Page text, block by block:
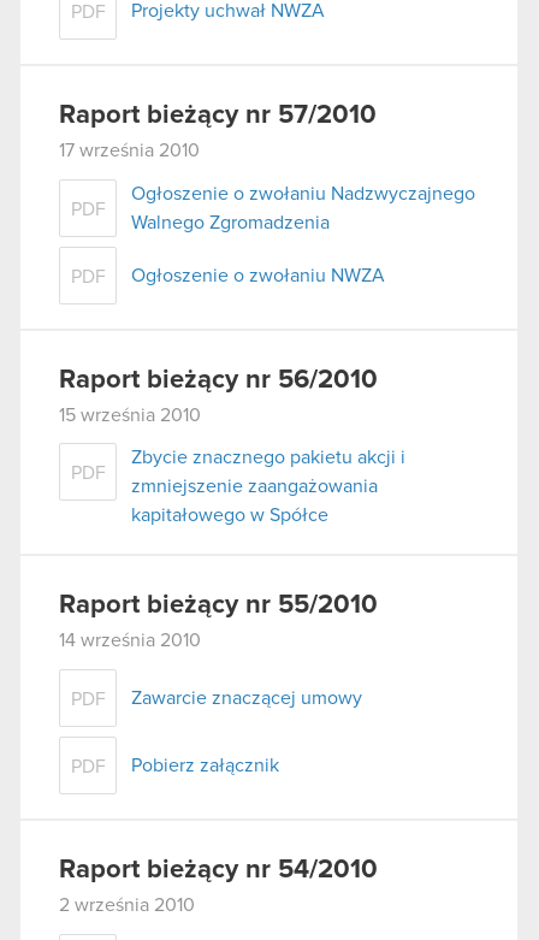
PDF Projekty uchwał NWZA
Raport bieżący nr 57/2010
17 września 2010
PDF
Ogłoszenie o zwołaniu Nadzwyczajnego
Walnego Zgromadzenia
PDF Ogłoszenie o zwołaniu NWZA
Raport bieżący nr 56/2010
15 września 2010
PDF
Zbycie znacznego pakietu akcji i
zmniejszenie zaangażowania
kapitałowego w Spółce
Raport bieżący nr 55/2010
14 września 2010
PDF Zawarcie znaczącej umowy
PDF Pobierz załącznik
Raport bieżący nr 54/2010
2 września 2010